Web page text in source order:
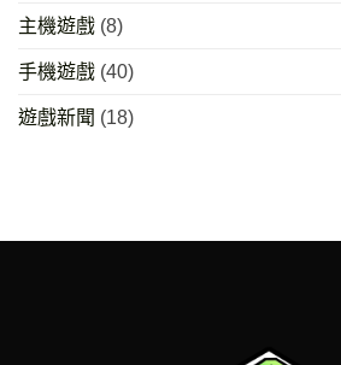
主機遊戲 (8)
手機遊戲 (40)
遊戲新聞 (18)